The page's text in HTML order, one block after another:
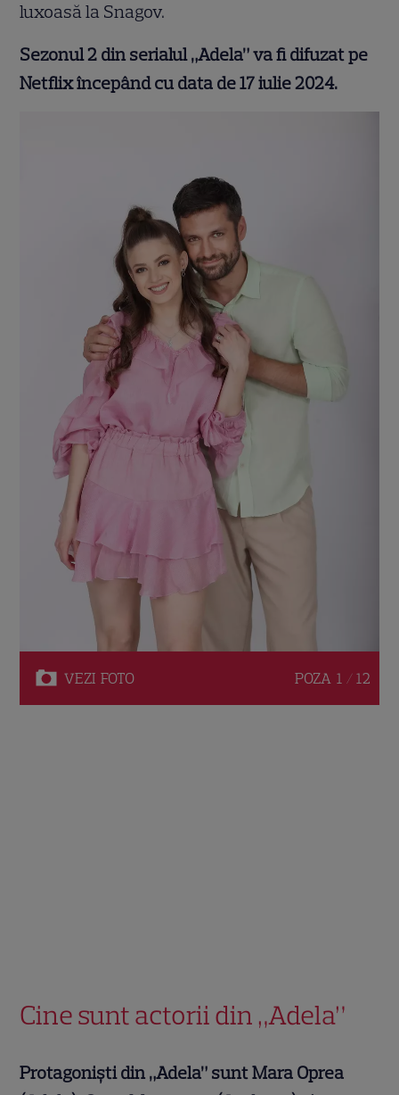
luxoasă la Snagov.
Sezonul 2 din serialul „Adela” va fi difuzat pe
Netflix începând cu data de 17 iulie 2024.
VEZI FOTO POZA 1 / 12
Cine sunt actorii din „Adela”
Protagoniști din „Adela” sunt Mara Oprea